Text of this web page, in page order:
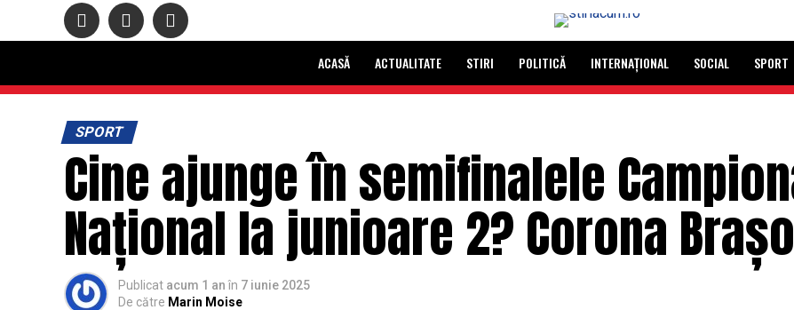
ACASĂ ACTUALITATE STIRI POLITICĂ INTERNAȚIONAL SOCIAL SPORT
SPORT
Cine ajunge în semifinalele
Național la junioare 2? Corona
Publicat acum 1 an în 7 iunie 2025
De către Marin Moise